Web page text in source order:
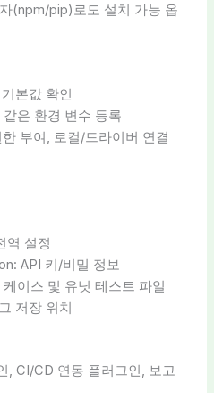
(npm/pip)로도 설치 가능 옵
본값 확인
같은 환경 변수 등록
부여, 로컬/드라이버 연결
역 설정
API 키/비밀 정보
이스 및 유닛 테스트 파일
저장 위치
, CI/CD 연동 플러그인, 보고